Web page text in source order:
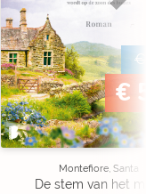
€
€
Montefiore, Santa
De stem van het